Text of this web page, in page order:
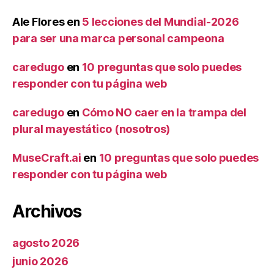
Ale Floresen 5 lecciones del Mundial-2026
para ser una marca personal campeona
caredugoen 10 preguntas que solo puedes
responder con tu página web
caredugoen Cómo NO caer en la trampa del
plural mayestático (nosotros)
MuseCraft.ai en 10 preguntas que solo puedes
responder con tu página web
Archivos
agosto 2026
junio 2026